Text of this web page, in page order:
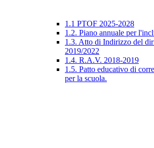
1.1 PTOF 2025-2028
1.2. Piano annuale per
1.3. Atto di Indirizzo del
2019/2022
1.4. R.A.V. 2018-2019
1.5. Patto educativo di
per la scuola.